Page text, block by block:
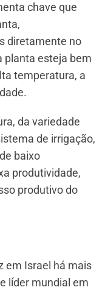
chave que
diretamente no
planta esteja bem
temperatura, a
da variedade
de irrigação,
baixo
produtividade,
produtivo do
em Israel há mais
líder mundial em